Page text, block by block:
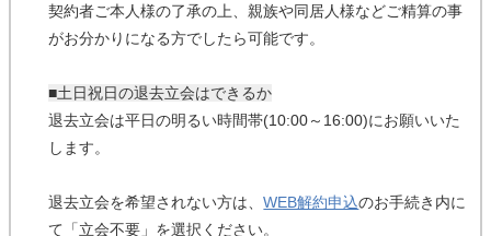
契約者ご本人様の了承の上、親族や同居人様などご精算の事
がお分かりになる方でしたら可能です。
■土日祝日の退去立会はできるか
退去立会は平日の明るい時間帯(10:00～16:00)にお願いいた
します。
退去立会を希望されない方は、WEB解約申込のお手続き内に
て「立会不要」を選択ください。